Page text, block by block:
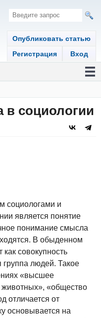
Опубликовать статью
Регистрация
Вход
в социологии
социологами и
является понятие
понимание смысла
В обыденном
совокупность
группа людей. Такое
«высшее
«общество
отличается от
основывается на